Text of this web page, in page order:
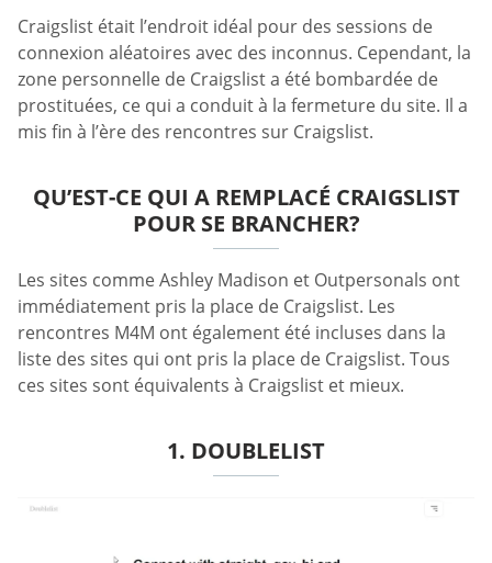
Craigslist était l’endroit idéal pour des sessions de
connexion aléatoires avec des inconnus. Cependant, la
zone personnelle de Craigslist a été bombardée de
prostituées, ce qui a conduit à la fermeture du site. Il a
mis fin à l’ère des rencontres sur Craigslist.
QU’EST-CE QUI A REMPLACÉ CRAIGSLIST
POUR SE BRANCHER?
Les sites comme Ashley Madison et Outpersonals ont
immédiatement pris la place de Craigslist. Les
rencontres M4M ont également été incluses dans la
liste des sites qui ont pris la place de Craigslist. Tous
ces sites sont équivalents à Craigslist et mieux.
1. DOUBLELIST